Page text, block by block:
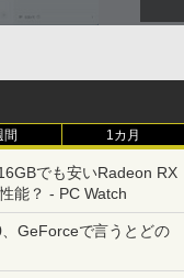
間 1カ月
でも安いRadeon RX
能？ - PC Watch
GeForceで言うとどの